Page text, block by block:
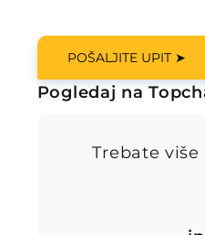
POŠALJITE UPIT ➤
Pogledaj na
Trebate